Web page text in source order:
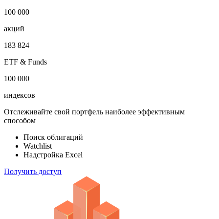
100 000
акций
183 824
ETF & Funds
100 000
индексов
Отслеживайте свой портфель наиболее эффективным
способом
Поиск облигаций
Watchlist
Надстройка Excel
Получить доступ